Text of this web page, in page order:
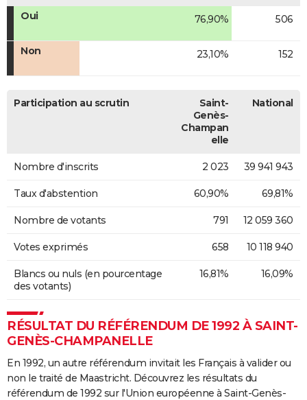
Oui
76,90% 506
Non 23,10% 152
Participation au scrutin
Saint-
Genès-
Champan
elle
National
Nombre d'inscrits 2 023 39 941 943
Taux d'abstention 60,90% 69,81%
Nombre de votants 791 12 059 360
Votes exprimés 658 10 118 940
Blancs ou nuls (en pourcentage
des votants)
16,81% 16,09%
RÉSULTAT DU RÉFÉRENDUM DE 1992 À SAINT-
GENÈS-CHAMPANELLE
En 1992, un autre référendum invitait les Français à valider ou
non le traité de Maastricht. Découvrez les résultats du
référendum de 1992 sur l'Union européenne à Saint-Genès-